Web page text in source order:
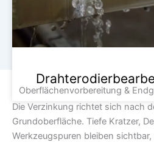
Oberflächenvorbereitung &
Die Verzinkung richtet sich nach
Grundoberfläche. Tiefe Kratzer,
Werkzeugspuren bleiben